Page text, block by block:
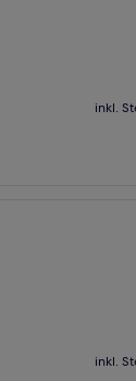
inkl.
inkl.